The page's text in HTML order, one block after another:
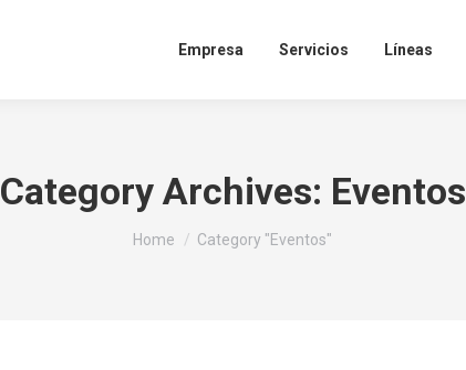
Empresa Servicios Líneas
Category Archives: Eventos
You are here:
Home Category "Eventos"